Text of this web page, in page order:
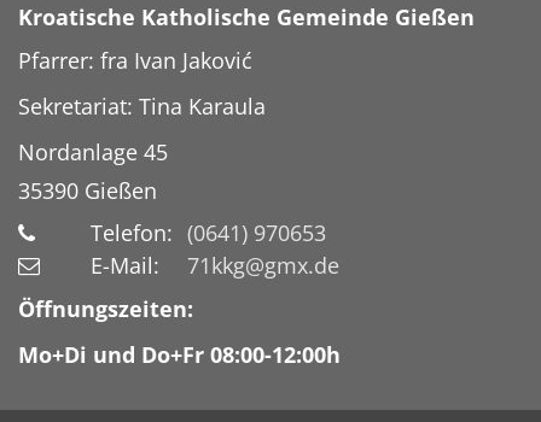
Kroatische Katholische Gemeinde Gießen
Pfarrer: fra Ivan Jaković
Sekretariat: Tina Karaula
Nordanlage 45
35390 Gießen
Telefon: (0641) 970653
E-Mail:
71kkg@gmx.de
Öffnungszeiten:
Mo+Di und Do+Fr 08:00-12:00h